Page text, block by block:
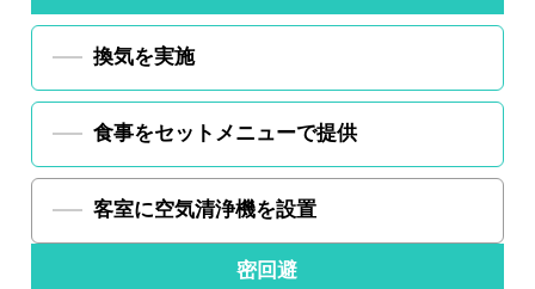
換気を実施
食事をセットメニューで提供
客室に空気清浄機を設置
密回避